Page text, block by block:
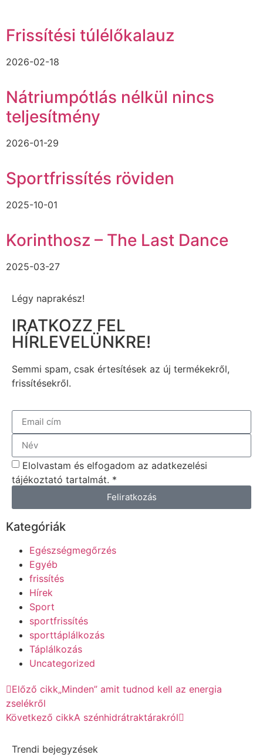
Frissítési túlélőkalauz
2026-02-18
Nátriumpótlás nélkül nincs
teljesítmény
2026-01-29
Sportfrissítés röviden
2025-10-01
Korinthosz – The Last Dance
2025-03-27
Légy naprakész!
IRATKOZZ FEL
HÍRLEVELÜNKRE!
Semmi spam, csak értesítések az új termékekről,
frissítésekről.
Elolvastam és elfogadom az adatkezelési
tájékoztató tartalmát. *
Feliratkozás
Kategóriák
Egészségmegőrzés
Egyéb
frissítés
Hírek
Sport
sportfrissítés
sporttáplálkozás
Táplálkozás
Uncategorized
Előző cikk„Minden” amit tudnod kell az energia
zselékről
Következő cikkA szénhidrátraktárakról
Trendi bejegyzések